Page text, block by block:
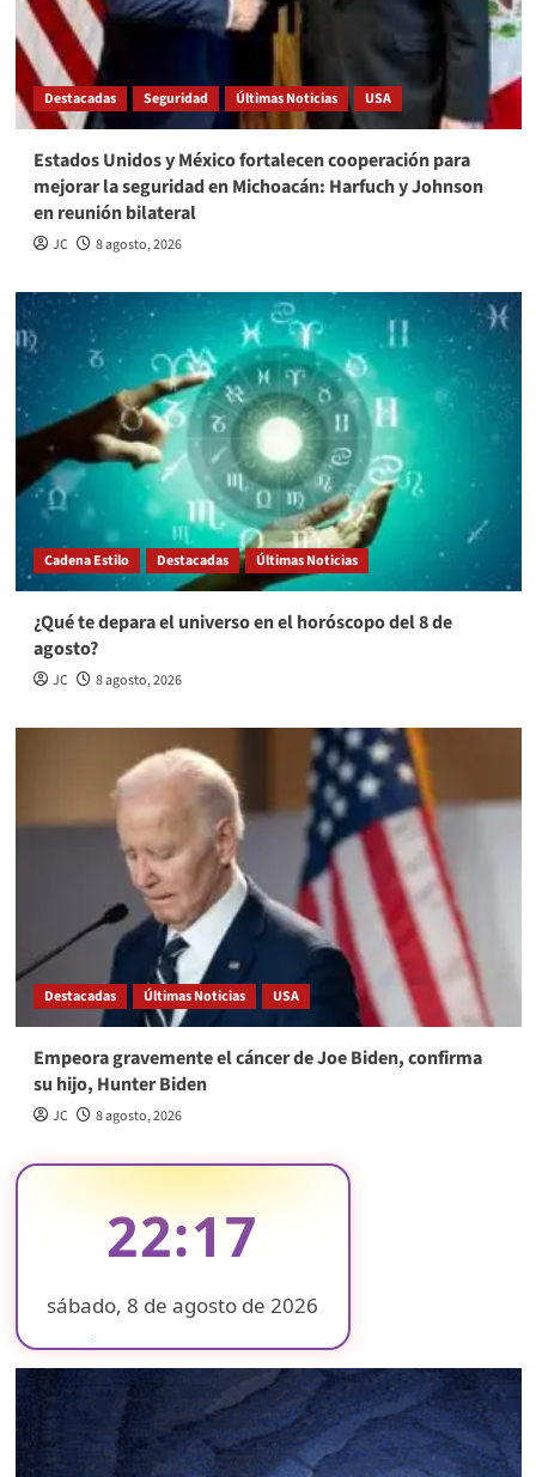
Destacadas Seguridad Últimas Noticias USA
Estados Unidos y México fortalecen cooperación para
mejorar la seguridad en Michoacán: Harfuch y Johnson
en reunión bilateral
JC 8 agosto, 2026
Cadena Estilo Destacadas Últimas Noticias
¿Qué te depara el universo en el horóscopo del 8 de
agosto?
JC 8 agosto, 2026
Destacadas Últimas Noticias USA
Empeora gravemente el cáncer de Joe Biden, confirma
su hijo, Hunter Biden
JC 8 agosto, 2026
22:17
sábado, 8 de agosto de 2026
❄
❄
❄
❄